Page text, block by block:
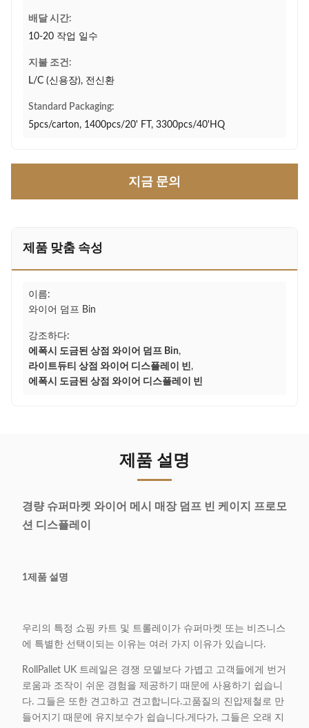
배달 시간:
10-20 작업 일수
지불 조건:
L/C (신용장), 전신환
Standard Packaging:
5pcs/carton, 1400pcs/20' FT, 3300pcs/40'HQ
지금 문의
제품 맞춤 속성
이름:
와이어 덤프 Bin
강조하다:
에폭시 도금된 상점 와이어 덤프 Bin,
라이트듀티 상점 와이어 디스플레이 빈,
에폭시 도금된 상점 와이어 디스플레이 빈
제품 설명
경량 슈퍼마켓 와이어 메시 매장 덤프 빈 케이지 프로모
션 디스플레이
1제품 설명
우리의 특정 쇼핑 카트 및 트롤레이가 슈퍼마켓 또는 비즈니스
에 특별한 선택이되는 이유는 여러 가지 이유가 있습니다.
RollPallet UK 트레일은 경쟁 모델보다 가볍고 고객들에게 번거
로움과 조작이 쉬운 경험을 제공하기 때문에 사용하기 쉽습니
다. 그들은 또한 견고하고 견고합니다.고품질의 진압제철로 만
들어지기 때문에 유지보수가 쉽습니다.게다가, 그들은 오래 지